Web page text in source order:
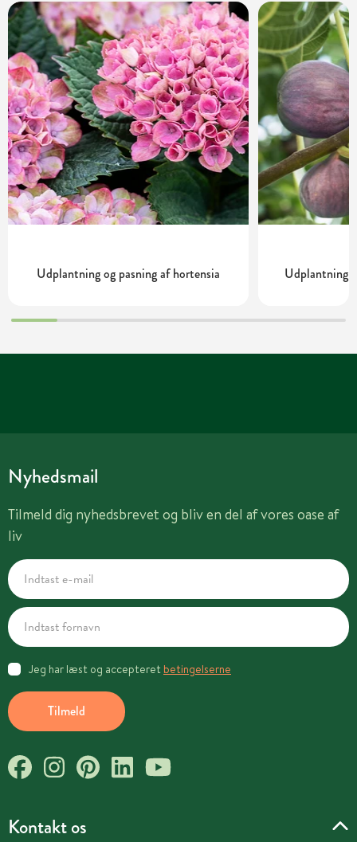
Udplantning og pasning af hortensia Udplantning
Kontakt os
Nyhedsmail
Tilmeld dig nyhedsbrevet og bliv en del af vores oase af
liv
Tilmeld
Jeg har læst og accepteret betingelserne